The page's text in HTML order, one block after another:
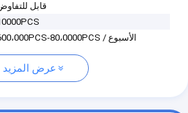
قابل
600،000PCS-80،0000PCS / الأسبوع
عرض المزيد